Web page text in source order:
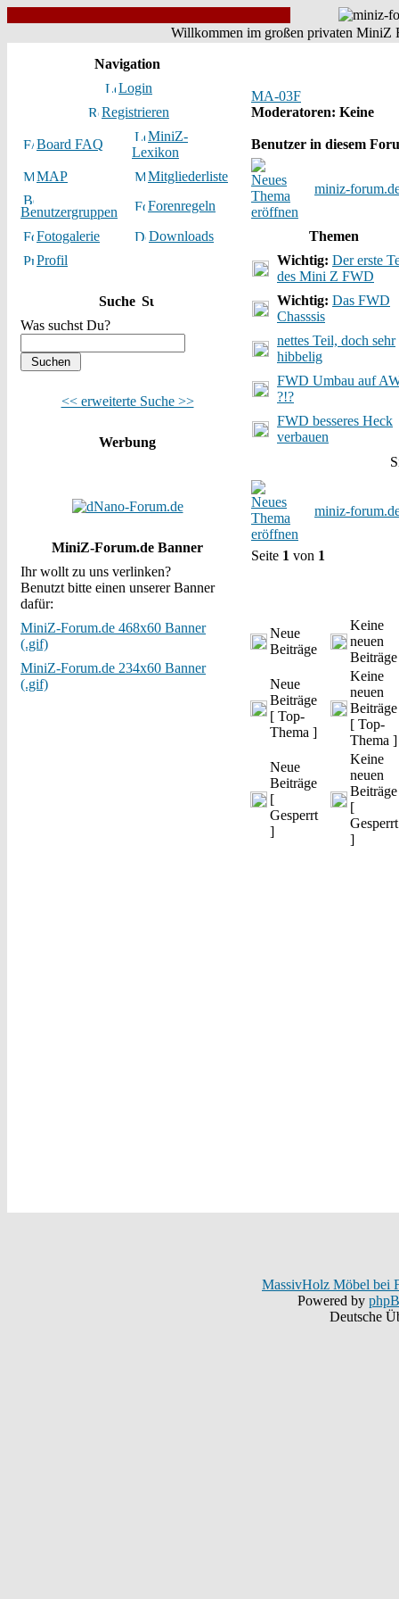
Willkommen im großen privaten MiniZ
Navigation
Login
Registrieren
Board FAQ
MiniZ-
Lexikon
MAP
Mitgliederliste
Benutzergruppen
Forenregeln
Fotogalerie
Downloads
Profil
Suche
Was suchst Du?
<< erweiterte Suche >>
Werbung
MiniZ-Forum.de Banner
Ihr wollt zu uns verlinken?
Benutzt bitte einen unserer Banner
dafür:
MiniZ-Forum.de 468x60 Banner
(.gif)
MiniZ-Forum.de 234x60 Banner
(.gif)
MA-03F
Moderatoren: Keine
Benutzer in diesem
miniz-
Themen
Wichtig: Der erste
des Mini Z FWD
Wichtig: Das FWD
Chasssis
nettes Teil, doch sehr
hibbelig
FWD Umbau auf
?!?
FWD besseres Heck
verbauen
miniz-
Seite 1 von 1
Neue
Beiträge
Keine
neuen
Beiträge
Neue
Beiträge
[ Top-
Thema ]
Keine
neuen
Beiträge
[ Top-
Thema ]
Neue
Beiträge
[
Gesperrt
]
Keine
neuen
Beiträge
[
Gesperrt
]
MassivHolz Möbel bei
Powered by
Deutsche